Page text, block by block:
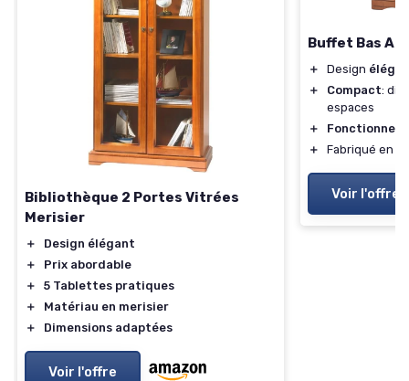
Bibliothèque 2 Portes Vitrées
Merisier
＋
Design élégant
＋
Prix abordable
＋
5 Tablettes pratiques
＋
Matériau en merisier
＋
Dimensions adaptées
Voir l'offre
Buffet Bas
＋ Design
＋
Compact:
espaces
＋
Fonctionnel
＋
Fabriqué en
Voir l'offre